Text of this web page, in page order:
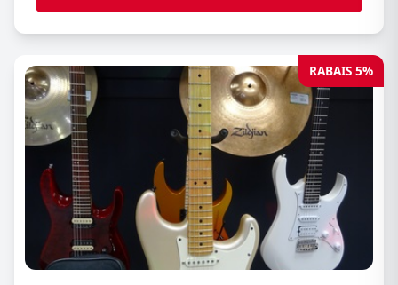
RABAIS 5%